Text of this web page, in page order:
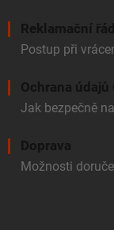
Reklamační řád
Postup při
Ochrana údajů
Jak bezpečně
Doprava
Možnosti